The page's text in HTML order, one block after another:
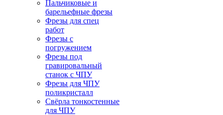
Пальчиковые и
барельефные фрезы
Фрезы для спец
работ
Фрезы с
погружением
Фрезы под
гравировальный
станок с ЧПУ
Фрезы для ЧПУ
поликристалл
Свёрла тонкостенные
для ЧПУ